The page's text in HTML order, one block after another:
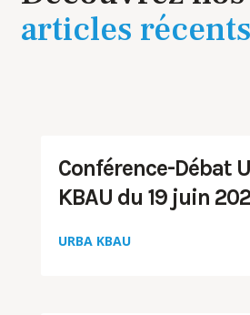
articles récents
Conférence-Débat
KBAU du 19 juin
URBA KBAU